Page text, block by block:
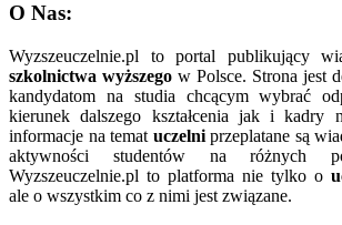
O Nas:
Wyzszeuczelnie.pl to portal publikujący
szkolnictwa wyższego w Polsce. Strona jest
kandydatom na studia chcącym wybrać
kierunek dalszego kształcenia jak i kadry
informacje na temat uczelniprzeplatane są
aktywności studentów na różnych
Wyzszeuczelnie.pl to platforma nie tylko o
ale o wszystkim co z nimi jest związane.